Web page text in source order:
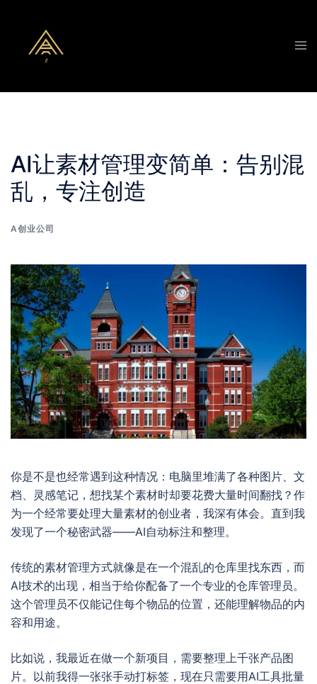
content
AI让素材管理变简单：告别混
乱，专注创造
A创业公司
你是不是也经常遇到这种情况：电脑里堆满了各种图片、文
档、灵感笔记，想找某个素材时却要花费大量时间翻找？作
为一个经常要处理大量素材的创业者，我深有体会。直到我
发现了一个秘密武器——AI自动标注和整理。
传统的素材管理方式就像是在一个混乱的仓库里找东西，而
AI技术的出现，相当于给你配备了一个专业的仓库管理员。
这个管理员不仅能记住每个物品的位置，还能理解物品的内
容和用途。
比如说，我最近在做一个新项目，需要整理上千张产品图
片。以前我得一张张手动打标签，现在只需要用AI工具批量